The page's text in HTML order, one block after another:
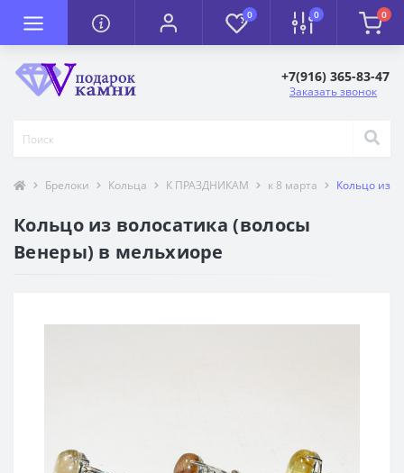
0 0 0
+7(916) 365-83-47
Заказать звонок
Брелоки Кольца К ПРАЗДНИКАМ к 8 марта Кольцо из
Кольцо из волосатика (волосы
Венеры) в мельхиоре